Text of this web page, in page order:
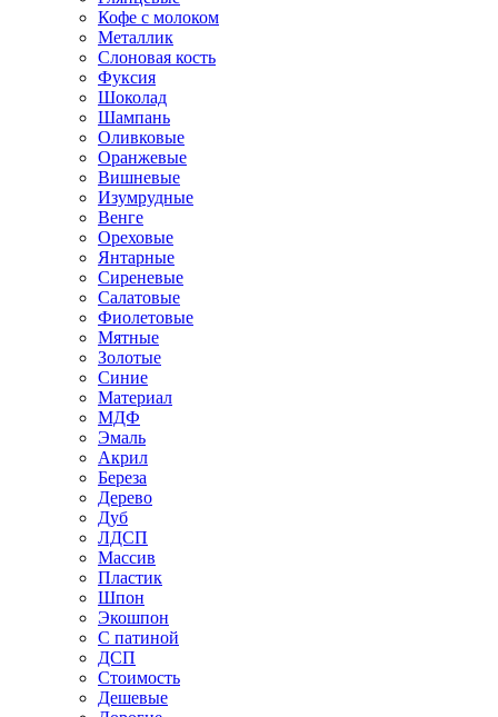
Кофе с молоком
Металлик
Слоновая кость
Фуксия
Шоколад
Шампань
Оливковые
Оранжевые
Вишневые
Изумрудные
Венге
Ореховые
Янтарные
Сиреневые
Салатовые
Фиолетовые
Мятные
Золотые
Синие
Материал
МДФ
Эмаль
Акрил
Береза
Дерево
Дуб
ЛДСП
Массив
Пластик
Шпон
Экошпон
С патиной
ДСП
Стоимость
Дешевые